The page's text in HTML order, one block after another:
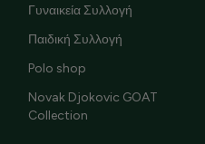
Γυναικεία Συλλογή
Παιδική Συλλογή
Polo shop
Novak Djokovic GOAT
Collection